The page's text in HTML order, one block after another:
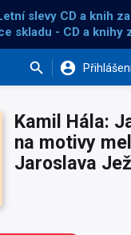
slevy CD a knih
skladu - CD a knihy
Kamil Hála:
na motivy
Jaroslava